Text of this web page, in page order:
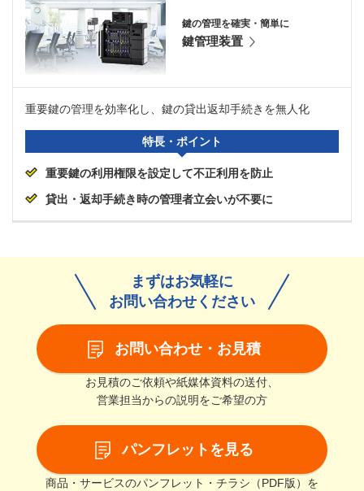
鍵の管理を確実・簡単に
鍵管理装置
重要鍵の管理を効率化し、鍵の貸出返却手続きを無人化
特長・ポイント
重要鍵の利用権限を設定して不正利用を防止
貸出・返却手続き時の管理者立会いが不要に
まずはお気軽に
お問い合わせください
お問い合わせ・お見積
お見積のご依頼や紙媒体資料の送付、
営業担当からの説明をご希望の方
パンフレットを見る
商品・サービスのパンフレット・チラシ（PDF版）を